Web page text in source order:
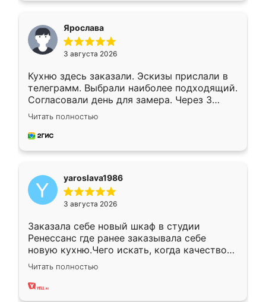
Ярослава
3 августа 2026
Кухню здесь заказали. Эскизы прислали в
телеграмм. Выбрали наиболее подходящий.
Согласовали день для замера. Через 3
недели кухня была уже готова. Остались
довольны работой. Спасибо Ренессанс
мебель за качественную работу!
Читать полностью
yaroslava1986
3 августа 2026
Заказала себе новый шкаф в студии
Ренессанс где ранее заказывала себе
новую кухню.Чего искать, когда качеством
вполне довольна. Служит кухня уже почти
два года, нареканий нет.
Читать полностью